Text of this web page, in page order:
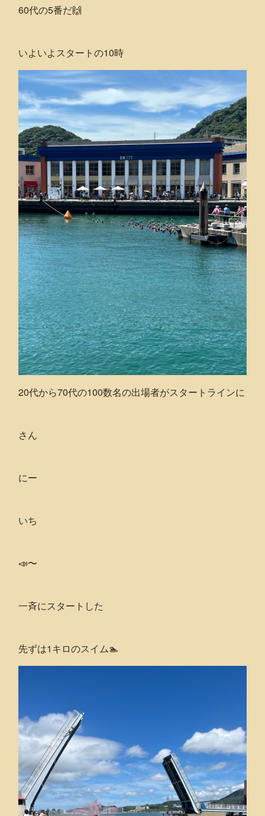
60代の5番だ🙌
いよいよスタートの10時
20代から70代の100数名の出場者がスタートラインに
さん
にー
いち
📣〜
一斉にスタートした
先ずは1キロのスイム🏊